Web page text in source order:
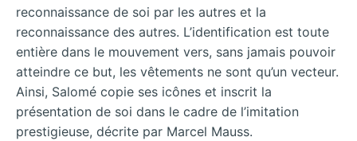
reconnaissance de soi par les autres et la
reconnaissance des autres. L’identification est toute
entière dans le mouvement vers, sans jamais pouvoir
atteindre ce but, les vêtements ne sont qu’un vecteur.
Ainsi, Salomé copie ses icônes et inscrit la
présentation de soi dans le cadre de l’imitation
prestigieuse, décrite par Marcel Mauss.